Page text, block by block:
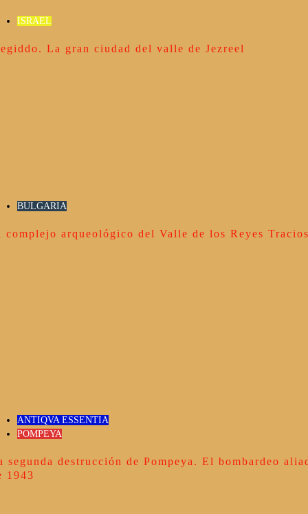
ISRAEL
La gran ciudad del valle de Jezreel
BULGARIA
complejo arqueológico del Valle de los Reyes
ANTIQVA ESSENTIA
POMPEYA
segunda destrucción de Pompeya. El bombardeo
1943